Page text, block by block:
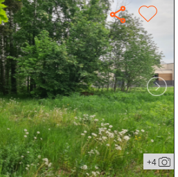
+4